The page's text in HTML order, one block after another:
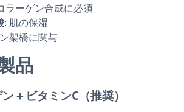
ラーゲン合成に必須
: 肌の保湿
架橋に関与
品
＋ビタミンC（推奨）